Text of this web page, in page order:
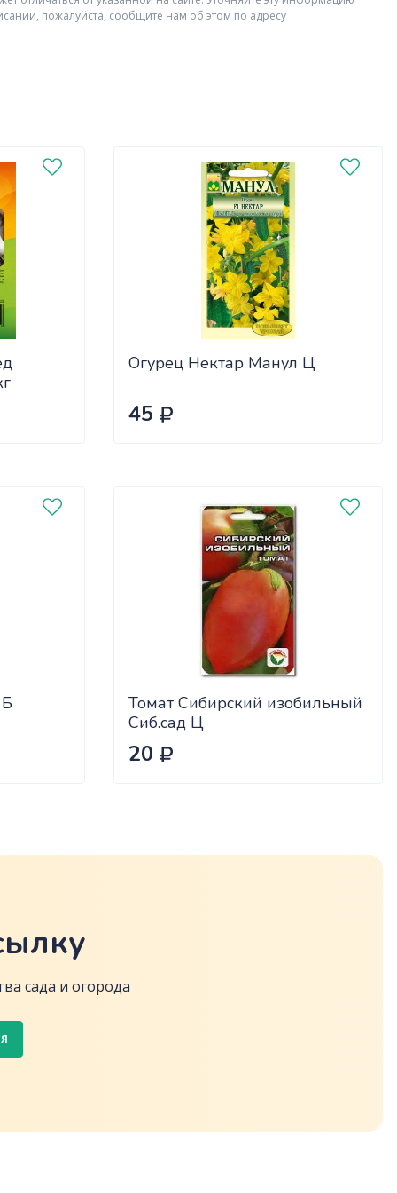
пожалуйста, сообщите нам об этом по адресу
Огурец Нектар Манул Ц
45
Томат Сибирский изобильный
Сиб.сад Ц
20
сада и огорода